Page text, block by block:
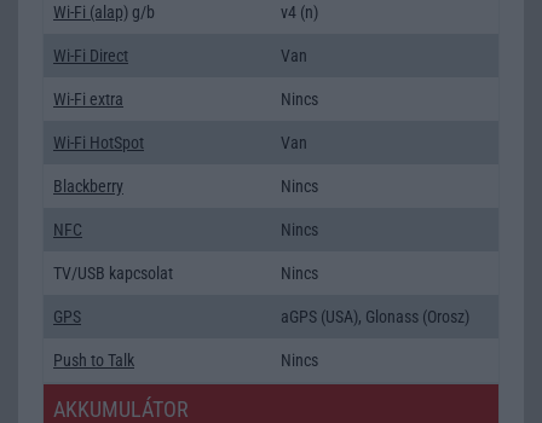
Wi-Fi (alap) g/b v4 (n)
Wi-Fi Direct Van
Wi-Fi extra Nincs
Wi-Fi HotSpot Van
Blackberry Nincs
NFC Nincs
TV/USB kapcsolat Nincs
GPS aGPS (USA), Glonass (Orosz)
Push to Talk Nincs
AKKUMULÁTOR